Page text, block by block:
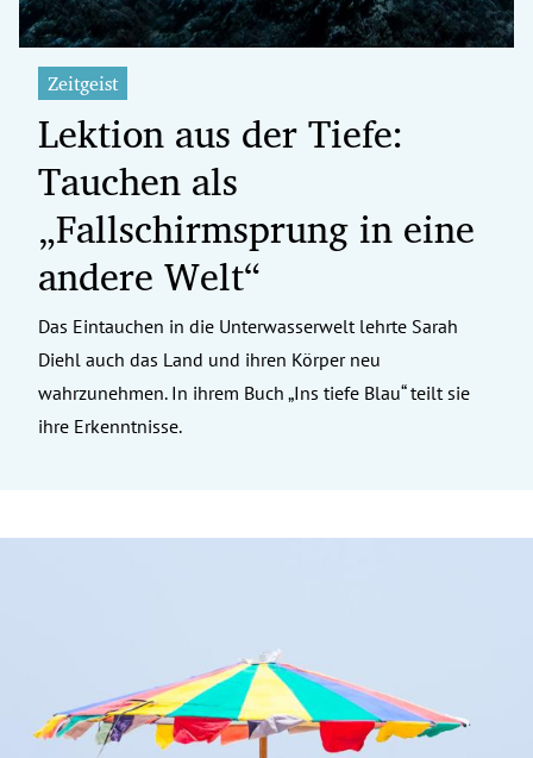
Untermenü
Untermenü
Untermenü
Untermenü
Untermenü
Zeitgeist
Lektion aus der Tiefe:
Tauchen als
„Fallschirmsprung in eine
andere Welt“
Das Eintauchen in die Unterwasserwelt lehrte Sarah
Diehl auch das Land und ihren Körper neu
wahrzunehmen. In ihrem Buch „Ins tiefe Blau“ teilt sie
ihre Erkenntnisse.